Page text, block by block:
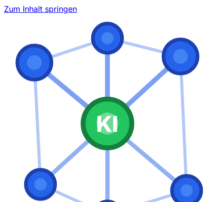
Zum Inhalt springen
KI